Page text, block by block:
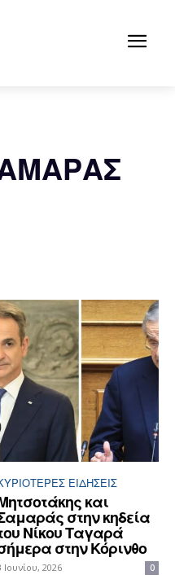
ΕΙΔΉΣΕΙΣ
και
στην κηδεία
Νίκου Ταγαρά
στην Κόρινθο
Ιουνίου, 2026 0